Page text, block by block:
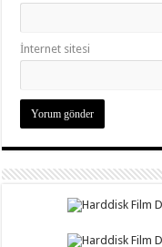
İnternet sitesi